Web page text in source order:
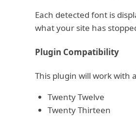
Each detected font is
what your site has
Plugin Compatibility
This plugin will work with
Twenty Twelve
Twenty Thirteen